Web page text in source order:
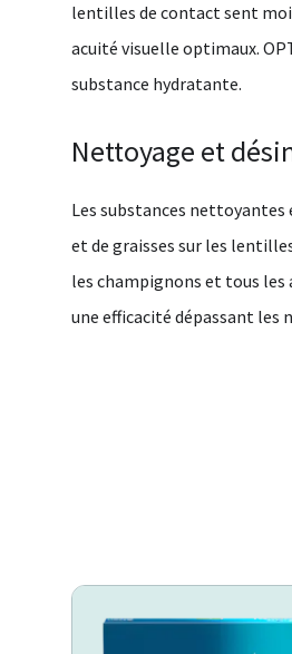
lentilles de contact sent
acuité visuelle optimaux.
substance hydratante.
Nettoyage et
Les substances
et de graisses sur les
les champignons et tous
une efficacité dépassant les